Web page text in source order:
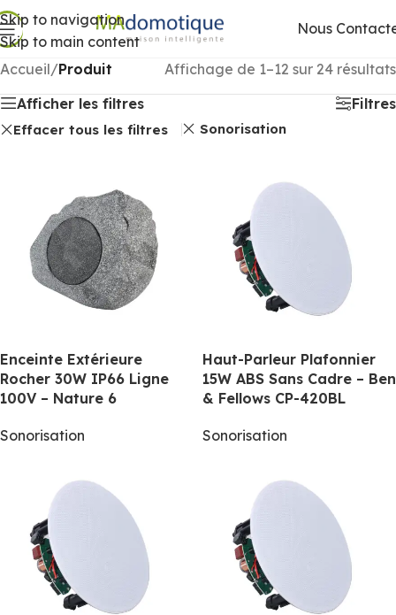
Skip to navigation
Skip to main content
Nous
Accueil/Produit
Affichage de 1–12 sur 24 résultats
Afficher les filtres
Filtres
Effacer tous les filtres Sonorisation
Enceinte Extérieure
Rocher 30W IP66 Ligne
100V – Nature 6
Sonorisation
Haut-Parleur Plafonnier
15W ABS Sans Cadre – Ben
& Fellows CP-420BL
Sonorisation